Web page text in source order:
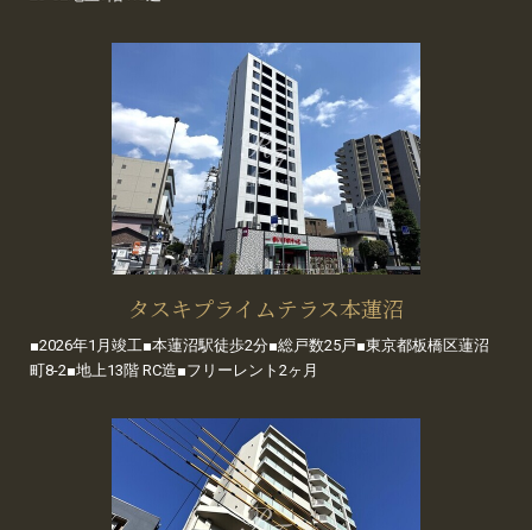
タスキプライムテラス本蓮沼
■2026年1月竣工■本蓮沼駅徒歩2分■総戸数25戸■東京都板橋区蓮沼
町8-2■地上13階 RC造■フリーレント2ヶ月